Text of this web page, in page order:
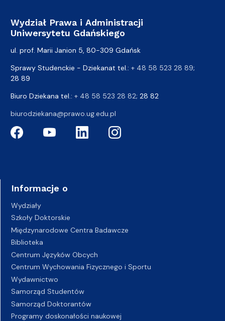
Wydział Prawa i Administracji
Uniwersytetu Gdańskiego
ul. prof. Marii Janion 5, 80-309 Gdańsk
Sprawy Studenckie - Dziekanat tel.: + 48 58 523 28 89;
28 89
Biuro Dziekana tel.: + 48 58 523 28 82; 28 82
biurodziekana@prawo.ug.edu.pl
Informacje o
Wydziały
Szkoły Doktorskie
Międzynarodowe Centra Badawcze
Biblioteka
Centrum Języków Obcych
Centrum Wychowania Fizycznego i Sportu
Wydawnictwo
Samorząd Studentów
Samorząd Doktorantów
Programy doskonałości naukowej